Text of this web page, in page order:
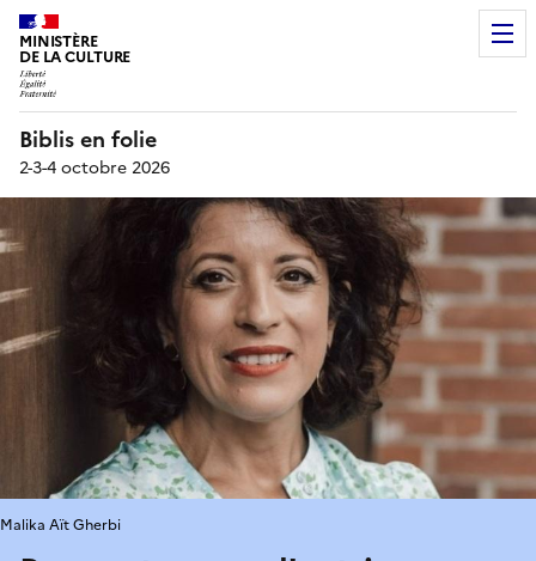
MINISTÈRE
DE LA CULTURE
Biblis en folie
2-3-4 octobre 2026
Malika Aït Gherbi